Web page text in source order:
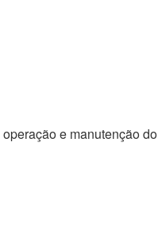
e manutenção do